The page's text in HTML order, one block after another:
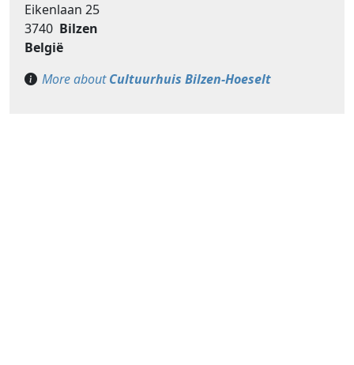
Eikenlaan 25
3740 Bilzen
België
More aboutCultuurhuis Bilzen-Hoeselt